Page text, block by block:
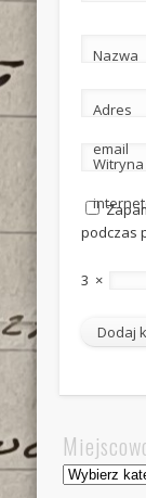
Nazwa
Adres
email
Witryna
podczas
3 ×